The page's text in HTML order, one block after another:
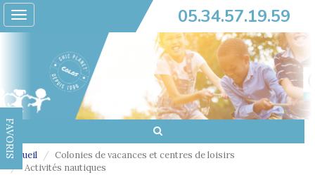
Toggle
navigation
05.34.57.19.59
FAVORIS
Accueil
Colonies de vacances et centres de loisirs
Activités nautiques